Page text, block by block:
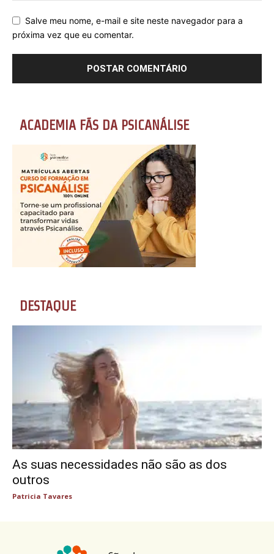
Salve meu nome, e-mail e site neste navegador para a
próxima vez que eu comentar.
ACADEMIA FÃS DA PSICANÁLISE
DESTAQUE
As suas necessidades não são as dos
outros
Patricia Tavares